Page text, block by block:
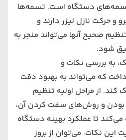
دستگاه است. تسمه‌ها
حرکت نازل لیزر دارند و
صحیح آنها می‌تواند منجر به
شود.
به بررسی نکات و
که می‌تواند به بهبود دقت
از مراحل اولیه تنظیم
بودن و روش‌های سفت کردن آن،
می‌کند تا عملکرد بهینه دستگاه
این نکات، می‌توان از بروز